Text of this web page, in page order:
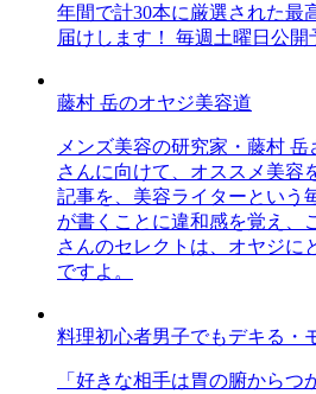
年間で計30本に厳選された最
届けします！ 毎週土曜日公開
藤村 岳のオヤジ美容道
メンズ美容の研究家・藤村
さんに向けて、オススメ美容
記事を、美容ライターという
が書くことに違和感を覚え、
さんのセレクトは、オヤジに
ですよ。
料理初心者男子でもデキる・
「好きな相手は胃の腑から